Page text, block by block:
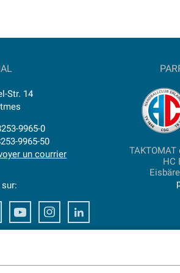
Str. 14
9965-0
9965-50
un courrier
Xing Youtube Instagram
HC